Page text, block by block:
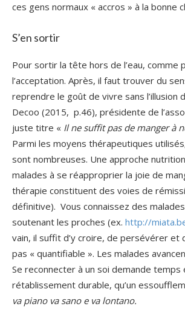
ces gens normaux « accros » à la bonne
S’en sortir
Pour sortir la tête hors de l’eau, comme
l’acceptation. Après, il faut trouver du
reprendre le goût de vivre sans l’illusion
Decoo (2015, p.46), présidente de
juste titre « Il ne suffit pas de manger à
Parmi les moyens thérapeutiques
sont nombreuses. Une approche
malades à se réapproprier la joie de
thérapie constituent des voies de
définitive). Vous connaissez des
soutenant les proches (ex. http://
vain, il suffit d’y croire, de persévérer et
pas « quantifiable ». Les malades
Se reconnecter à un soi demande
rétablissement durable, qu’un
va piano va sano e va lontano.